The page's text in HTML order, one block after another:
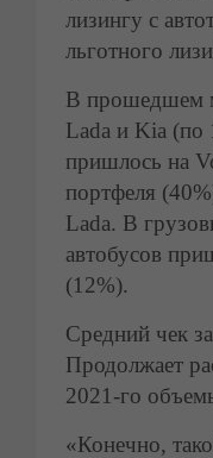
лизингу с
льготного
В прошедшем
Lada и Kia (по
пришлось на
портфеля
Lada. В
автобусов
(12%).
Средний чек
Продолжает
2021-го
«Конечно,